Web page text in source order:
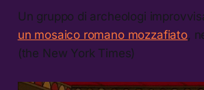
Un gruppo di archeologi
un mosaico romano mozzafiato,
(the New York Times)